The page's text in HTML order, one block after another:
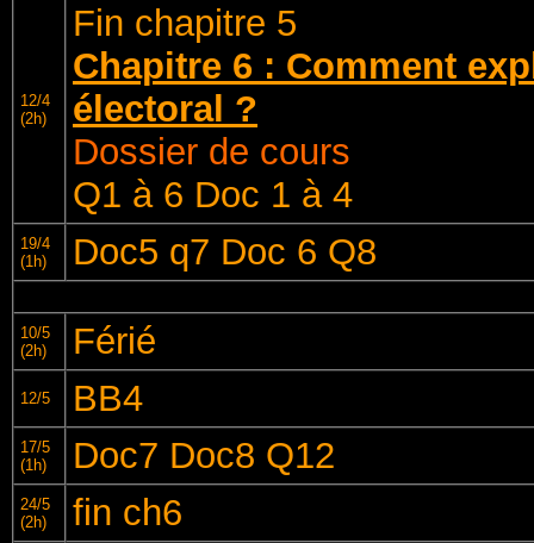
12/4
(2h)
Fin chapitre 5
Chapitre 6 : Comment
électoral ?
Dossier de cours
Q1 à 6 Doc 1 à 4
19/4
(1h)
Doc5 q7 Doc 6 Q8
10/5
(2h)
Férié
12/5 BB4
17/5
(1h)
Doc7 Doc8 Q12
24/5
(2h)
fin ch6